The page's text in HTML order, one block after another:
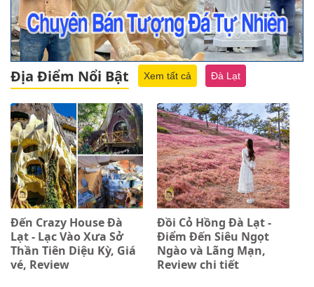
Địa Điểm Nổi Bật Xem tất cả Đà Lạt
Đến Crazy House Đà
Lạt - Lạc Vào Xưa Sở
Thần Tiên Diệu Kỳ, Giá
vé, Review
Đồi Cỏ Hồng Đà Lạt -
Điểm Đến Siêu Ngọt
Ngào và Lãng Mạn,
Review chi tiết